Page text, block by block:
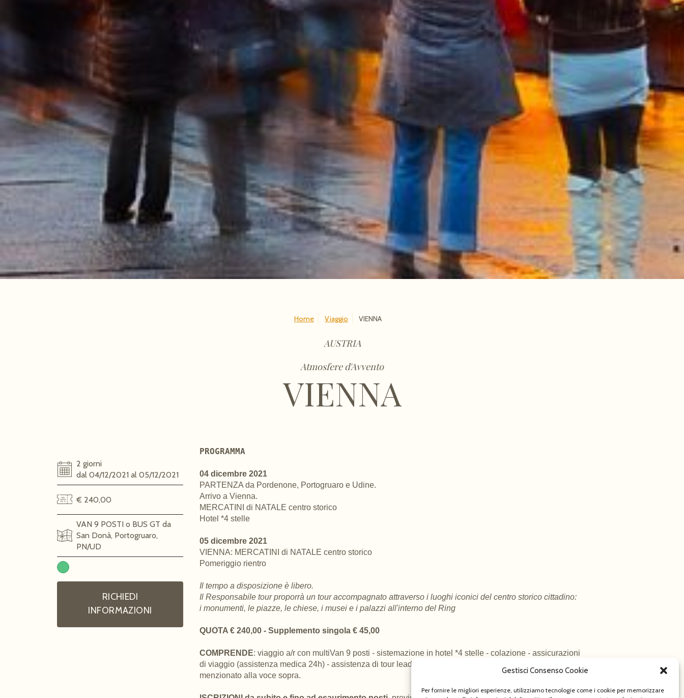
Gestisci Consenso Cookie
Per fornire le migliori esperienze, utilizziamo tecnologie come i cookie per memorizzare
Home Viaggio VIENNA
AUSTRIA
Atmosfere d'Avvento
VIENNA
2 giorni
dal 04/12/2021 al 05/12/2021
€ 240,00
VAN 9 POSTI o BUS GT da
San Donà, Portogruaro,
PN/UD
RICHIEDI
INFORMAZIONI
PROGRAMMA
04 dicembre 2021
PARTENZA da Pordenone, Portogruaro e Udine.
Arrivo a Vienna.
MERCATINI di NATALE centro storico
Hotel *4 stelle
05 dicembre 2021
VIENNA: MERCATINI di NATALE centro storico
Pomeriggio rientro
Il tempo a disposizione è libero.
Il Responsabile tour proporrà un tour accompagnato attraverso i luoghi iconici del centro storico cittadino:
i monumenti, le piazze, le chiese, i musei e i palazzi all'interno del Ring
QUOTA € 240,00 - Supplemento singola € 45,00
COMPRENDE: viaggio a/r con multiVan 9 posti - sistemazione in hotel *4 stelle - colazione - assicurazioni
di viaggio (assistenza medica 24h) - assistenza di tour leader Lira Viaggi.
menzionato alla voce sopra.